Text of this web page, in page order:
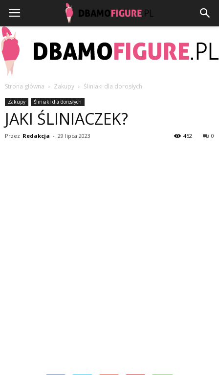
Strona główna Zakupy Śliniaki dla dorosłych
Zakupy Śliniaki dla dorosłych
JAKI ŚLINIACZEK?
Przez Redakcja - 29 lipca 2023 0
452